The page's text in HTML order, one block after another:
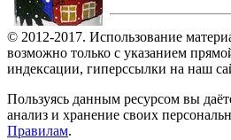
© 2012-2017. Использование
возможно только с указанием
индексации, гиперссылки на наш
Пользуясь данным ресурсом вы
анализ и хранение своих
Правилам.